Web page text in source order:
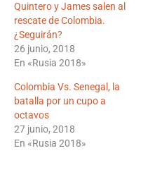
Quintero y James salen al
rescate de Colombia.
¿Seguirán?
26 junio, 2018
En «Rusia 2018»
Colombia Vs. Senegal, la
batalla por un cupo a
octavos
27 junio, 2018
En «Rusia 2018»